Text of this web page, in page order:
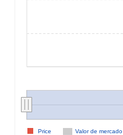
Valor de mercado
Price